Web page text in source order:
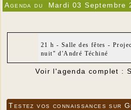
Agenda du Mardi 03 Septembre
21 h - Salle des fêtes -
nuit" d'André Téchiné
Voir l'agenda complet :
Testez vos connaissances sur